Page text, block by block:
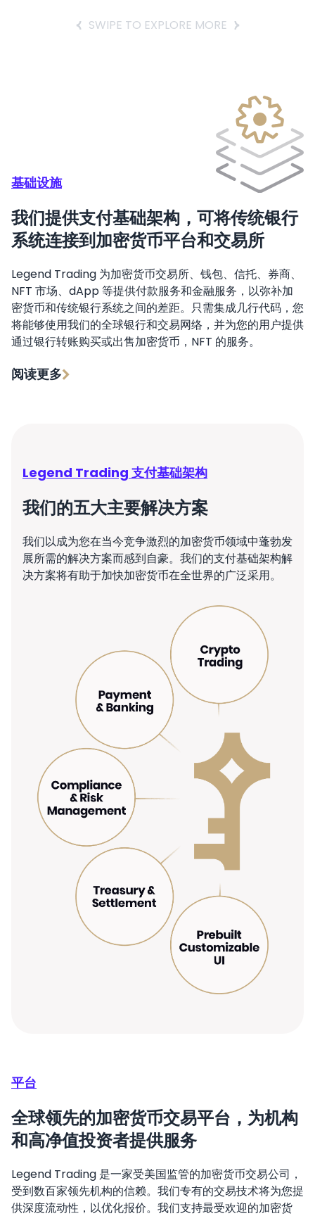
SWIPE TO EXPLORE MORE
基础设施
我们提供支付基础架构，可将传统银行
系统连接到加密货币平台和交易所
Legend Trading 为加密货币交易所、钱包、信托、券商、
NFT 市场、dApp 等提供付款服务和金融服务，以弥补加
密货币和传统银行系统之间的差距。只需集成几行代码，您
将能够使用我们的全球银行和交易网络，并为您的用户提供
通过银行转账购买或出售加密货币，NFT 的服务。
阅读更多
Legend Trading 支付基础架构
我们的五大主要解决方案
我们以成为您在当今竞争激烈的加密货币领域中蓬勃发
展所需的解决方案而感到自豪。我们的支付基础架构解
决方案将有助于加快加密货币在全世界的广泛采用。
平台
全球领先的加密货币交易平台，为机构
和高净值投资者提供服务
Legend Trading 是一家受美国监管的加密货币交易公司，
受到数百家领先机构的信赖。我们专有的交易技术将为您提
供深度流动性，以优化报价。我们支持最受欢迎的加密货